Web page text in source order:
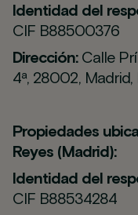
Identidad del
CIF B88500376
Dirección:Calle
4ª, 28002, Madrid,
Propiedades
Reyes (Madrid):
Identidad del
CIF B88534284